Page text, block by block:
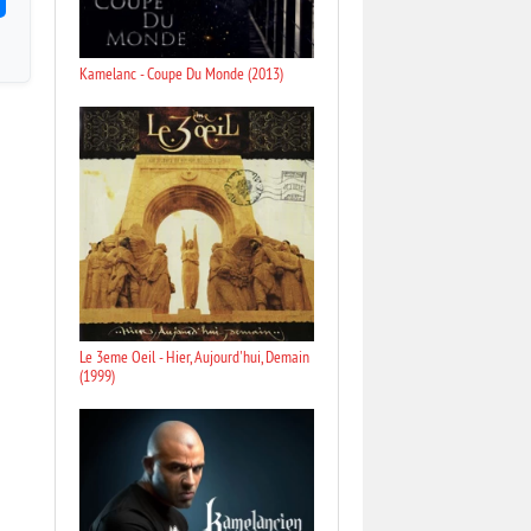
Kamelanc - Coupe Du Monde (2013)
Le 3eme Oeil - Hier, Aujourd'hui, Demain
(1999)